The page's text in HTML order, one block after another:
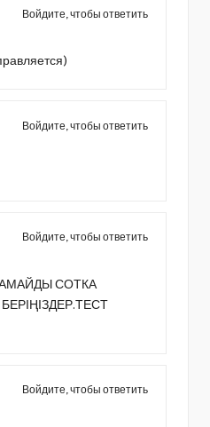
Войдите, чтобы ответить
Войдите, чтобы ответить
Войдите, чтобы ответить
СОТКА
Войдите, чтобы ответить